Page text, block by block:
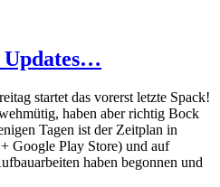
Updates…
startet das vorerst letzte Spack!
haben aber richtig Bock
Tagen ist der Zeitplan in
Google Play Store) und auf
haben begonnen und